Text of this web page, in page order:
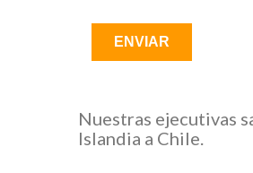
Nuestras ejecutivas
Islandia a Chile.